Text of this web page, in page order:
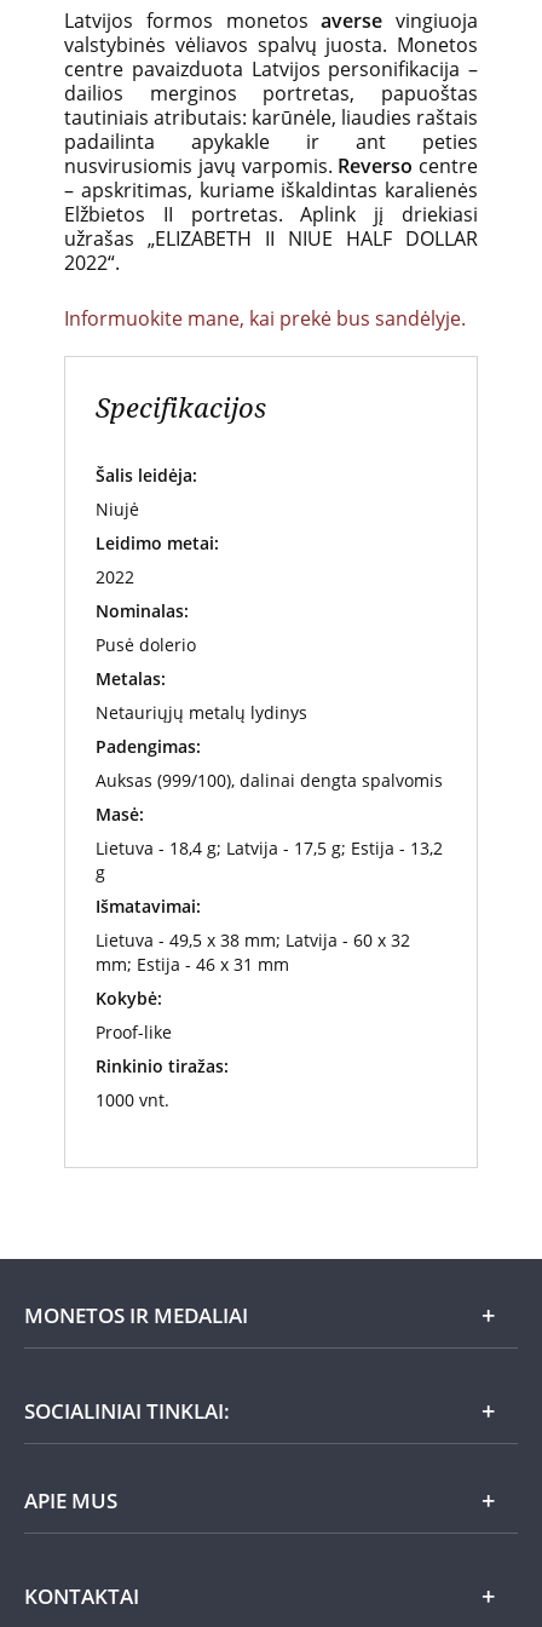
Latvijos formos monetosaverse vingiuoja
valstybinės vėliavos spalvų juosta. Monetos
centre pavaizduota Latvijos personifikacija –
dailios merginos portretas, papuoštas
tautiniais atributais: karūnėle, liaudies raštais
padailinta apykakle ir ant peties
nusvirusiomis javų varpomis. Reverso centre
– apskritimas, kuriame iškaldintas karalienės
Elžbietos II portretas. Aplink jį driekiasi
užrašas „ELIZABETH II NIUE HALF DOLLAR
2022“.
Informuokite mane, kai prekė bus sandėlyje.
Specifikacijos
Šalis leidėja:
Niujė
Leidimo metai:
2022
Nominalas:
Pusė dolerio
Metalas:
Netauriųjų metalų lydinys
Padengimas:
Auksas (999/100), dalinai dengta spalvomis
Masė:
Lietuva - 18,4 g; Latvija - 17,5 g; Estija - 13,2
g
Išmatavimai:
Lietuva - 49,5 x 38 mm; Latvija - 60 x 32
mm; Estija - 46 x 31 mm
Kokybė:
Proof-like
Rinkinio tiražas:
1000 vnt.
MONETOS IR MEDALIAI
Dovanų idėjos
Nauja
Auksas
SOCIALINIAI TINKLAI:
APIE MUS
KONTAKTAI